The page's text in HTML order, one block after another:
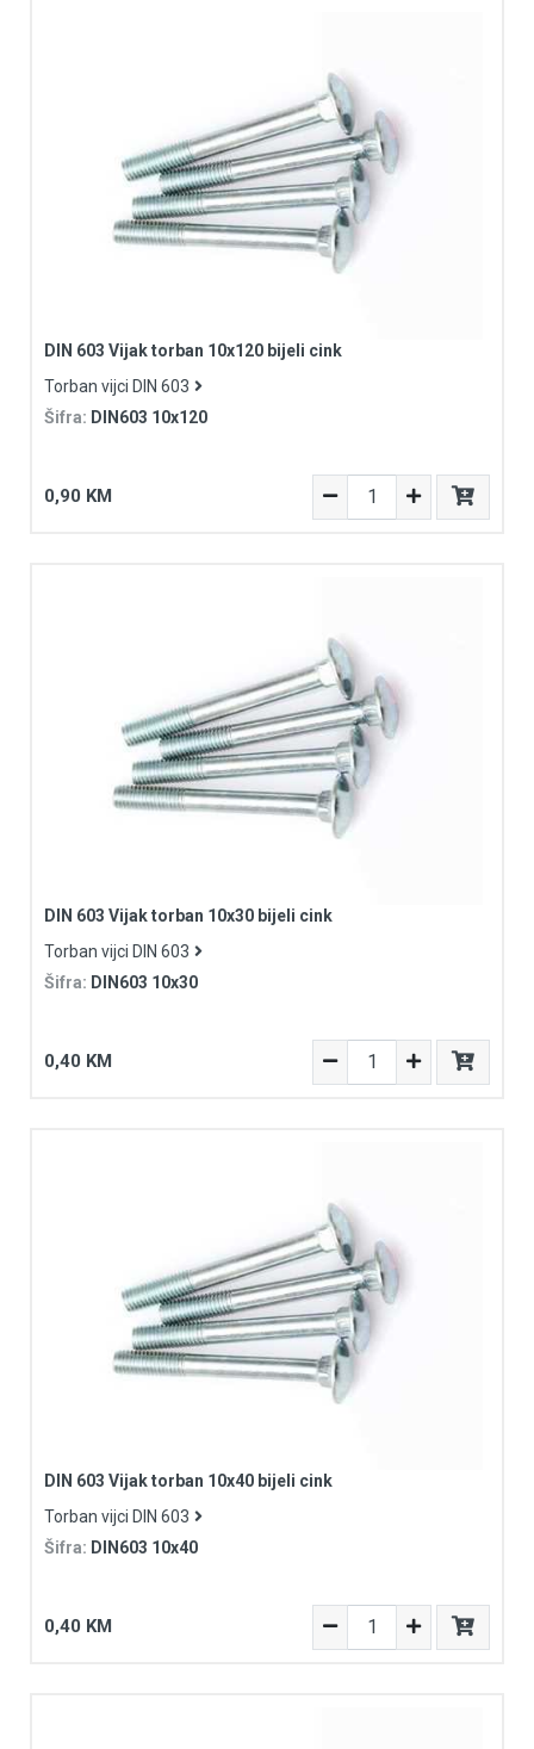
DIN 603 Vijak torban 10x120 bijeli cink
Torban vijci DIN 603
Šifra: DIN603 10x120
0,90 KM
DIN 603 Vijak torban 10x30 bijeli cink
Torban vijci DIN 603
Šifra: DIN603 10x30
0,40 KM
DIN 603 Vijak torban 10x40 bijeli cink
Torban vijci DIN 603
Šifra: DIN603 10x40
0,40 KM